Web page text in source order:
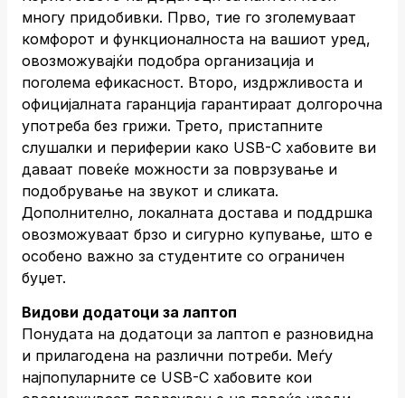
многу придобивки. Прво, тие го зголемуваат
комфорот и функционалноста на вашиот уред,
овозможувајќи подобра организација и
поголема ефикасност. Второ, издржливоста и
официјалната гаранција гарантираат долгорочна
употреба без грижи. Трето, пристапните
слушалки и периферии како USB-C хабовите ви
даваат повеќе можности за поврзување и
подобрување на звукот и сликата.
Дополнително, локалната достава и поддршка
овозможуваат брзо и сигурно купување, што е
особено важно за студентите со ограничен
буџет.
Видови додатоци за лаптоп
Понудата на додатоци за лаптоп е разновидна
и прилагодена на различни потреби. Меѓу
најпопуларните се USB-C хабовите кои